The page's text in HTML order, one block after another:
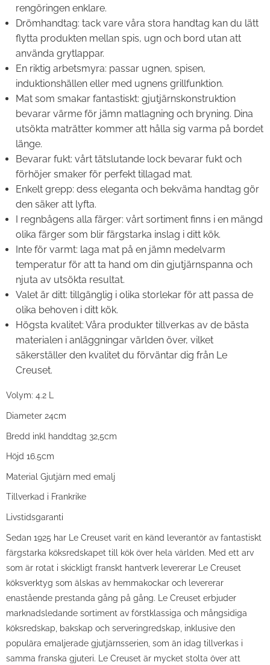
rengöringen enklare.
Drömhandtag: tack vare våra stora handtag kan du lätt
flytta produkten mellan spis, ugn och bord utan att
använda grytlappar.
En riktig arbetsmyra: passar ugnen, spisen,
induktionshällen eller med ugnens grillfunktion.
Mat som smakar fantastiskt: gjutjärnskonstruktion
bevarar värme för jämn matlagning och bryning. Dina
utsökta maträtter kommer att hålla sig varma på bordet
länge.
Bevarar fukt: vårt tätslutande lock bevarar fukt och
förhöjer smaker för perfekt tillagad mat.
Enkelt grepp: dess eleganta och bekväma handtag gör
den säker att lyfta.
I regnbågens alla färger: vårt sortiment finns i en mängd
olika färger som blir färgstarka inslag i ditt kök.
Inte för varmt: laga mat på en jämn medelvarm
temperatur för att ta hand om din gjutjärnspanna och
njuta av utsökta resultat.
Valet är ditt: tillgänglig i olika storlekar för att passa de
olika behoven i ditt kök.
Högsta kvalitet: Våra produkter tillverkas av de bästa
materialen i anläggningar världen över, vilket
säkerställer den kvalitet du förväntar dig från Le
Creuset.
Volym: 4.2 L
Diameter 24cm
Bredd inkl handdtag 32,5cm
Höjd 16.5cm
Material Gjutjärn med emalj
Tillverkad i Frankrike
Livstidsgaranti
Sedan 1925 har Le Creuset varit en känd leverantör av fantastiskt
färgstarka köksredskapet till kök över hela världen. Med ett arv
som är rotat i skickligt franskt hantverk levererar Le Creuset
köksverktyg som älskas av hemmakockar och levererar
enastående prestanda gång på gång. Le Creuset erbjuder
marknadsledande sortiment av förstklassiga och mångsidiga
köksredskap, bakskap och serveringredskap, inklusive den
populära emaljerade gjutjärnsserien, som än idag tillverkas i
samma franska gjuteri. Le Creuset är mycket stolta över att